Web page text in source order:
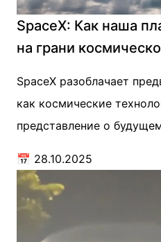
SpaceX: Как наша
на грани
SpaceX разоблачает
как космические
представление о
📅 28.10.2025